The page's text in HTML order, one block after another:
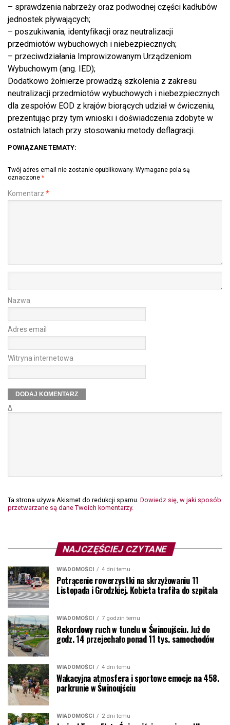
– sprawdzenia nabrzeży oraz podwodnej części kadłubów
jednostek pływających;
– poszukiwania, identyfikacji oraz neutralizacji
przedmiotów wybuchowych i niebezpiecznych;
– przeciwdziałania Improwizowanym Urządzeniom
Wybuchowym (ang. IED);
Dodatkowo żołnierze prowadzą szkolenia z zakresu
neutralizacji przedmiotów wybuchowych i niebezpiecznych
dla zespołów EOD z krajów biorących udział w ćwiczeniu,
prezentując przy tym wnioski i doświadczenia zdobyte w
ostatnich latach przy stosowaniu metody deflagracji.
POWIĄZANE TEMATY:
Twój adres email nie zostanie opublikowany. Wymagane pola są
oznaczone *
Komentarz *
Nazwa
Adres email
Witryna internetowa
Δ
Ta strona używa Akismet do redukcji spamu. Dowiedz się, w jaki sposób
przetwarzane są dane Twoich komentarzy.
NAJCZĘŚCIEJ CZYTANE
WIADOMOŚCI 4 dni temu
Potrącenie rowerzystki na skrzyżowaniu 11
Listopada i Grodzkiej. Kobieta trafiła do szpitala
WIADOMOŚCI 7 godzin temu
Rekordowy ruch w tunelu w Świnoujściu. Już do
godz. 14 przejechało ponad 11 tys. samochodów
WIADOMOŚCI 4 dni temu
Wakacyjna atmosfera i sportowe emocje na 458.
parkrunie w Świnoujściu
WIADOMOŚCI 2 dni temu